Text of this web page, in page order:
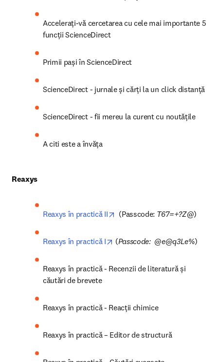
Accelerați-vă cercetarea cu cele mai importante 5
funcții ScienceDirect
Primii pași în ScienceDirect
ScienceDirect - jurnale și cărți la un click distanță
ScienceDirect - fii mereu la curent cu noutățile
A citi este a învăța
Reaxys
Reaxys în practică II opens in new tab/window
(Passcode: T67=+?Z@)
Reaxys în practică I opens in new tab/window
(Passcode:  @e@q3Le%)
Reaxys în practică - Recenzii de literatură și
căutări de brevete
Reaxys în practică - Reacții chimice
Reaxys în practică – Editor de structură